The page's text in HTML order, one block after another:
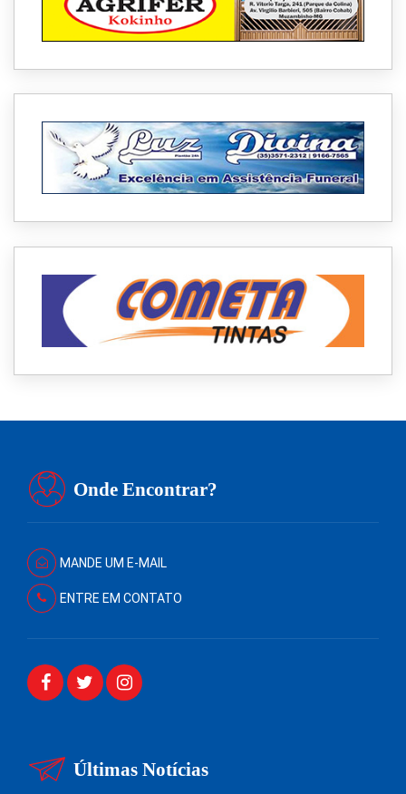
Onde Encontrar?
MANDE UM E-MAIL
ENTRE EM CONTATO
Últimas Notícias